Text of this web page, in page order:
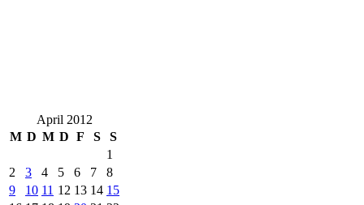
April 2012
M D M D F S
S
1
2
3 4 5 6 7
8
9
10 11 12 13 14 15